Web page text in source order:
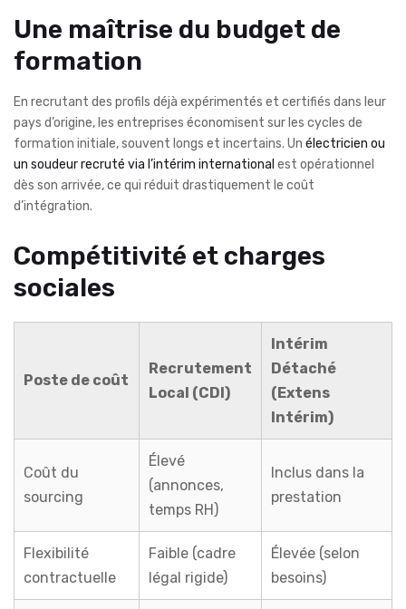
Une maîtrise du budget de
formation
En recrutant des profils déjà expérimentés et certifiés dans leur
pays d’origine, les entreprises économisent sur les cycles de
formation initiale, souvent longs et incertains. Un électricien ou
un soudeur recruté via l’intérim international est opérationnel
dès son arrivée, ce qui réduit drastiquement le coût
d’intégration.
Compétitivité et charges
sociales
Poste de coût
Recrutement
Local (CDI)
Intérim
Détaché
(Extens
Intérim)
Coût du
sourcing
Élevé
(annonces,
temps RH)
Inclus dans la
prestation
Flexibilité
contractuelle
Faible (cadre
légal rigide)
Élevée (selon
besoins)